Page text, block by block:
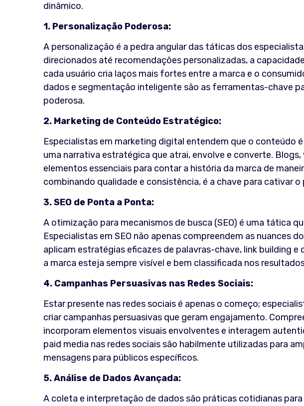
dinâmico.
1. Personalização Poderosa:
A personalização é a pedra angular das táticas dos
direcionados até recomendações personalizadas, a
cada usuário cria laços mais fortes entre a marca e o
dados e segmentação inteligente são as ferramentas-chave
poderosa.
2. Marketing de Conteúdo Estratégico:
Especialistas em marketing digital entendem que o conteúdo
uma narrativa estratégica que atrai, envolve e converte.
elementos essenciais para contar a história da marca de
combinando qualidade e consistência, é a chave para cativar
3. SEO de Ponta a Ponta:
A otimização para mecanismos de busca (SEO) é uma tática
Especialistas em SEO não apenas compreendem as nuances
aplicam estratégias eficazes de palavras-chave, link building
a marca esteja sempre visível e bem classificada nos
4. Campanhas Persuasivas nas Redes Sociais:
Estar presente nas redes sociais é apenas o começo;
criar campanhas persuasivas que geram engajamento.
incorporam elementos visuais envolventes e interagem
paid media nas redes sociais são habilmente utilizadas para
mensagens para públicos específicos.
5. Análise de Dados Avançada:
A coleta e interpretação de dados são práticas cotidianas